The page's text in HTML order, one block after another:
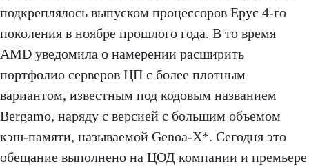
подкреплялось выпуском процессоров Epyc 4-го
поколения в ноябре прошлого года. В то время
AMD уведомила о намерении расширить
портфолио серверов ЦП с более плотным
вариантом, известным под кодовым названием
Bergamo, наряду с версией с большим объемом
кэш-памяти, называемой Genoa-X*. Сегодня это
обещание выполнено на ЦОД компании и премьере